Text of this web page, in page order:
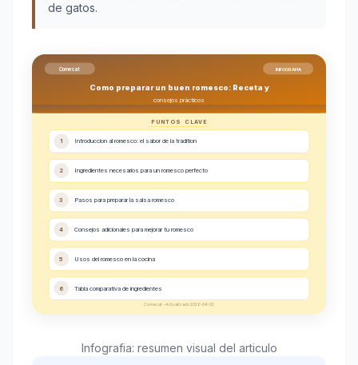
de gatos.
Comecat INFOGRAFIA
Como preparar un buen romesco: Receta y
consejos prácticos
PUNTOS CLAVE
1 Introduccion al romesco: el sabor de la tradition
2 Ingredientes necesarios para un romesco perfecto
3 Pasos para preparar la salsa romesco
4 Consejos adicionales para mejorar tu romesco
5 Usos del romesco en la cocina
6 Tabla comparativa de ingredientes
Comecat - Actualizado 2026-04-02
Infografia: resumen visual del articulo